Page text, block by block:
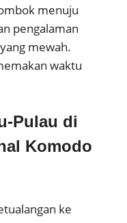
menuju
pengalaman
mewah.
waktu
Pulau di
Komodo
ke